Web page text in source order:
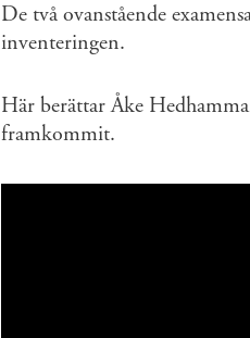
De två ovanstående
inventeringen.
Här berättar Åke
framkommit.